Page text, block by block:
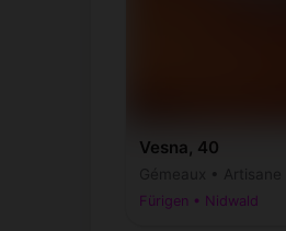
Vesna, 40
Fürigen • Nidwald